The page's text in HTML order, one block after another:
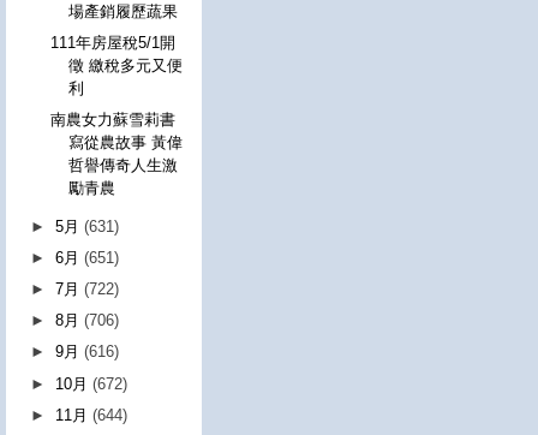
場產銷履歷蔬果
111年房屋稅5/1開
徵 繳稅多元又便
利
南農女力蘇雪莉書
寫從農故事 黃偉
哲譽傳奇人生激
勵青農
►5月(631)
►6月(651)
►7月(722)
►8月(706)
►9月(616)
► 10月(672)
► 11月(644)